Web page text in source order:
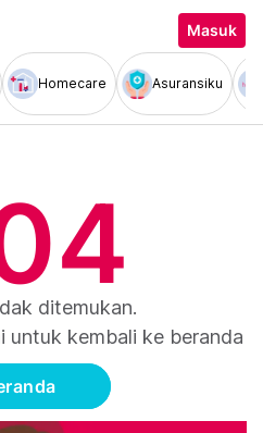
Masuk
Homecare Asuransiku
ditemukan.
untuk kembali ke beranda